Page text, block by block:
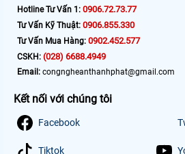
Hotline Tư Vấn 1: 0906.72.73.77
Tư Vấn Kỹ Thuật: 0906.855.330
Tư Vấn Mua Hàng: 0902.452.577
CSKH: (028) 6688.4949
Email: congngheanthanhphat@gmail.com
Kết nối với chúng tôi
Facebook
Tiktok